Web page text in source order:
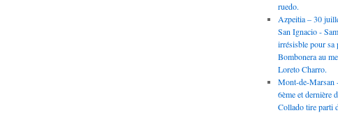
ruedo.
Azpeitia – 30
San Ignacio -
irrésisble pour sa
Bombonera au
Loreto Charro.
Mont-de-Marsan
6ème et dernière
Collado tire parti